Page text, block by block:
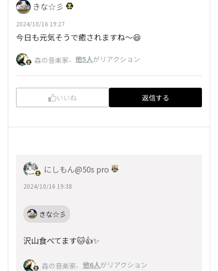
きな☆彡
2024/10/16 19:27
今日も元気そうで癒されますね～😆
森の音楽家、 他5人がリアクション
いいね 返信する
にしもん@50s pro
2024/10/16 19:38
きな☆彡
沢山食べてます🐱👍✨
森の音楽家、 他6人がリアクション